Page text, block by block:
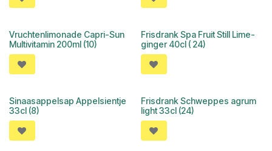
Vruchtenlimonade Capri-Sun
Multivitamin 200ml (10)
Frisdrank Spa Fruit Still Lime-
ginger 40cl ( 24)
Sinaasappelsap Appelsientje
33cl (8)
Frisdrank Schweppes agrum
light 33cl (24)